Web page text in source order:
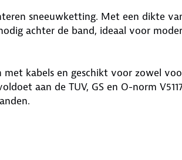
sneeuwketting. Met een dikte
achter de band, ideaal voor
kabels en geschikt voor zowel
aan de TUV, GS en O-norm